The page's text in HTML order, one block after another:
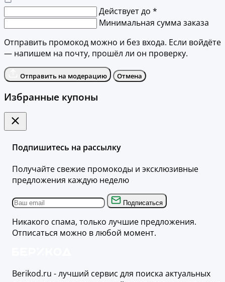
Действует до *
Минимальная сумма заказа
Отправить промокод можно и без входа. Если войдёте
— напишем на почту, прошёл ли он проверку.
Отправить на модерацию Отмена
Избранные купоны
Подпишитесь на рассылку
Получайте свежие промокоды и эксклюзивные
предложения каждую неделю
Подписаться
Никакого спама, только лучшие предложения.
Отписаться можно в любой момент.
Berikod.ru - лучший сервис для поиска актуальных